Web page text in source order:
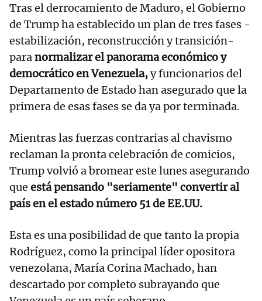
Tras el derrocamiento de Maduro, el Gobierno
de Trump ha establecido un plan de tres fases -
estabilización, reconstrucción y transición-
paranormalizar el panorama económico y
democrático en Venezuela,y funcionarios del
Departamento de Estado han asegurado que la
primera de esas fases se da ya por terminada.
Mientras las fuerzas contrarias al chavismo
reclaman la pronta celebración de comicios,
Trump volvió a bromear este lunes asegurando
que está pensando "seriamente" convertir al
país en el estado número 51 de EE.UU.
Esta es una posibilidad de que tanto la propia
Rodríguez, como la principal líder opositora
venezolana, María Corina Machado, han
descartado por completo subrayando que